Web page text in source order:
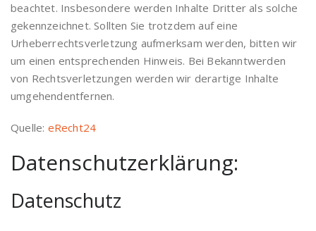
beachtet. Insbesondere werden Inhalte Dritter als solche
gekennzeichnet. Sollten Sie trotzdem auf eine
Urheberrechtsverletzung aufmerksam werden, bitten wir
um einen entsprechenden Hinweis. Bei Bekanntwerden
von Rechtsverletzungen werden wir derartige Inhalte
umgehendentfernen.
Quelle: eRecht24
Datenschutzerklärung:
Datenschutz